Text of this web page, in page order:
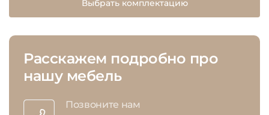
Выбрать комплектацию
Расскажем подробно про
нашу мебель
Позвоните нам